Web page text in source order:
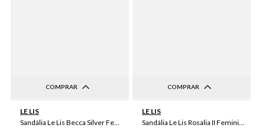
COMPRAR
39
40
LE LIS
Sandália Le Lis Becca Silver Feminina
COMPRAR
39
40
LE LIS
Sandália Le Lis Rosalia II Feminina